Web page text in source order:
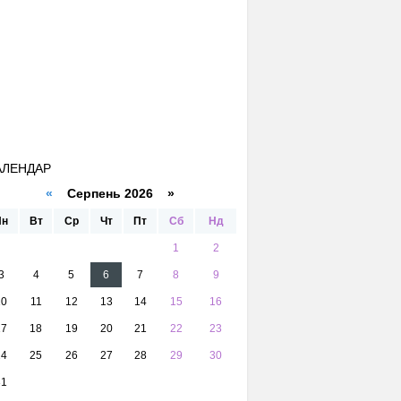
« Серпень 2026 »
Вт Ср Чт Пт Сб Нд
1 2
4 5 6 7 8 9
11 12 13 14 15 16
18 19 20 21 22 23
25 26 27 28 29 30